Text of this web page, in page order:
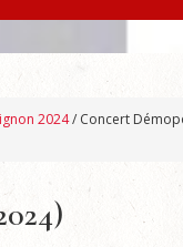
2024/ Concert